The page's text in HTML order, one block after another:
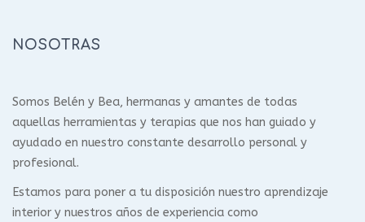
NOSOTRAS
Somos Belén y Bea, hermanas y amantes de todas
aquellas herramientas y terapias que nos han guiado y
ayudado en nuestro constante desarrollo personal y
profesional.
Estamos para poner a tu disposición nuestro aprendizaje
interior y nuestros años de experiencia como